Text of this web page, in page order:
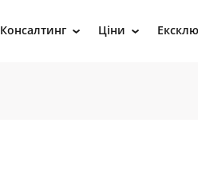
Консалтинг › Ціни ›